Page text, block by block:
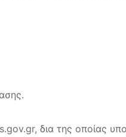
δια της οποίας